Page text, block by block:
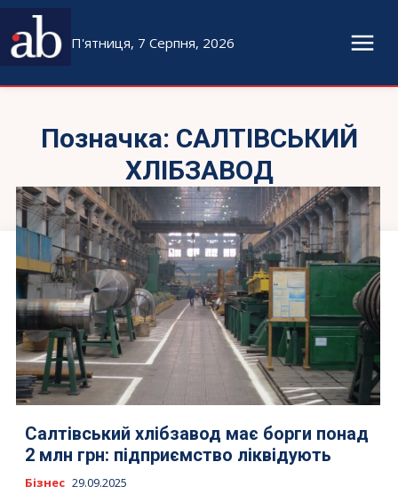
П'ятниця, 7 Серпня, 2026
Позначка: САЛТІВСЬКИЙ
ХЛІБЗАВОД
Салтівський хлібзавод має борги понад
2 млн грн: підприємство ліквідують
Бізнес 29.09.2025